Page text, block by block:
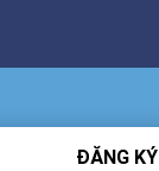
ĐĂNG KÝ